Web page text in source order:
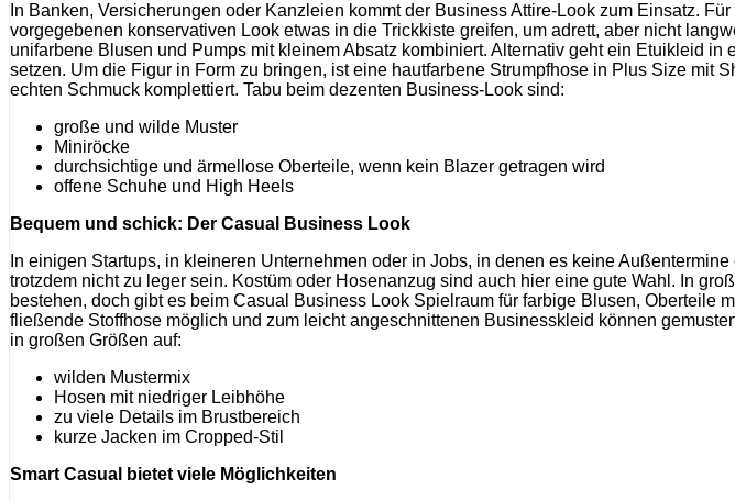
In Banken, Versicherungen oder Kanzleien kommt der Business Attire-Look zum Einsatz.
vorgegebenen konservativen Look etwas in die Trickkiste greifen, um adrett, aber nicht
unifarbene Blusen und Pumps mit kleinem Absatz kombiniert. Alternativ geht ein Etuikleid
setzen. Um die Figur in Form zu bringen, ist eine hautfarbene Strumpfhose in Plus Size mit
echten Schmuck komplettiert. Tabu beim dezenten Business-Look sind:
große und wilde Muster
Miniröcke
durchsichtige und ärmellose Oberteile, wenn kein Blazer getragen wird
offene Schuhe und High Heels
Bequem und schick: Der Casual Business Look
In einigen Startups, in kleineren Unternehmen oder in Jobs, in denen es keine
trotzdem nicht zu leger sein. Kostüm oder Hosenanzug sind auch hier eine gute Wahl. In
bestehen, doch gibt es beim Casual Business Look Spielraum für farbige Blusen, Oberteile
fließende Stoffhose möglich und zum leicht angeschnittenen Businesskleid können
in großen Größen auf:
wilden Mustermix
Hosen mit niedriger Leibhöhe
zu viele Details im Brustbereich
kurze Jacken im Cropped-Stil
Smart Casual bietet viele Möglichkeiten